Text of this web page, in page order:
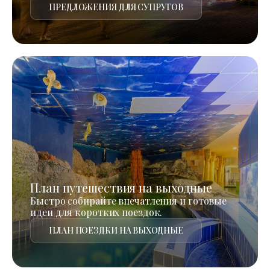
ПРЕДЛОЖЕНИЯ ДЛЯ СУПРУГОВ
План путешествия на выходные
Быстро собирайте впечатления и готовые
идеи для коротких поездок.
ПЛАН ПОЕЗДКИ НА ВЫХОДНЫЕ